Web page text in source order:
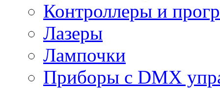
Контроллеры и
Лазеры
Лампочки
Приборы с DMX